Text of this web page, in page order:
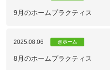
9月のホームプラクティス
2025.08.06 @ホーム
8月のホームプラクティス